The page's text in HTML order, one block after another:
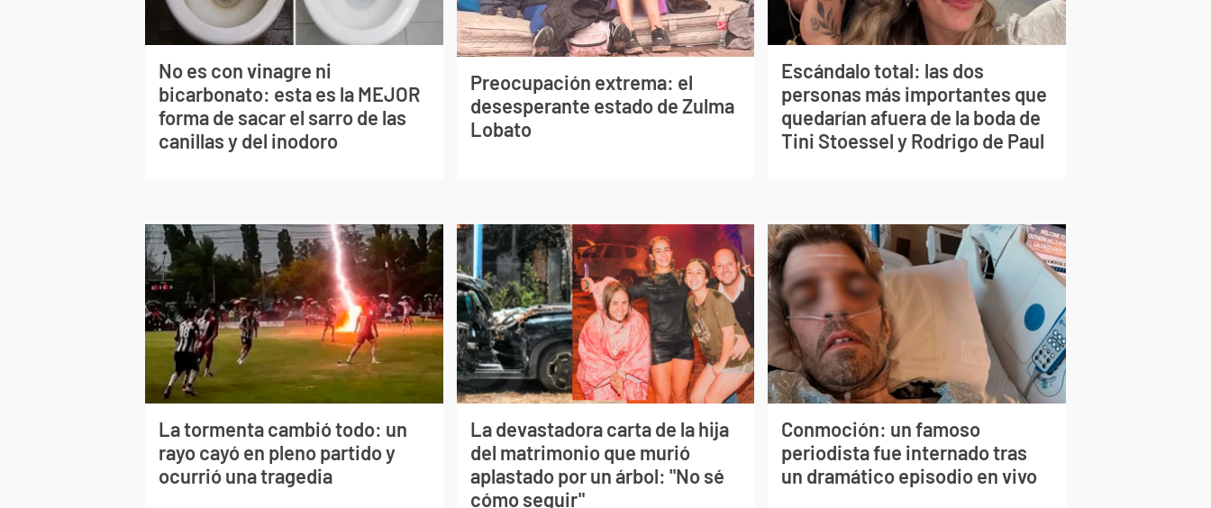
No es con vinagre ni
bicarbonato: esta es la MEJOR
forma de sacar el sarro de las
canillas y del inodoro
Preocupación extrema: el
desesperante estado de Zulma
Lobato
Escándalo total: las dos
personas más importantes que
quedarían afuera de la boda de
Tini Stoessel y Rodrigo de Paul
La tormenta cambió todo: un
rayo cayó en pleno partido y
ocurrió una tragedia
La devastadora carta de la hija
del matrimonio que murió
aplastado por un árbol: "No sé
cómo seguir"
Conmoción: un famoso
periodista fue internado tras
un dramático episodio en vivo